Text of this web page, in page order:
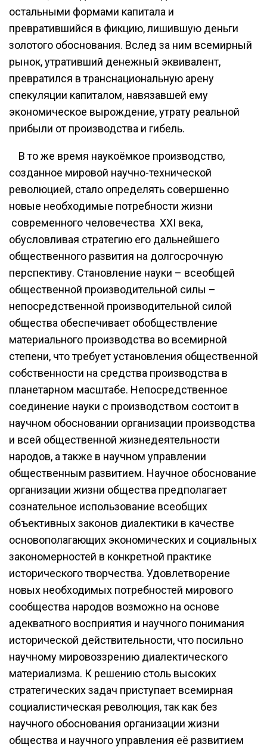
остальными формами капитала и
превратившийся в фикцию, лишившую деньги
золотого обоснования. Вслед за ним всемирный
рынок, утративший денежный эквивалент,
превратился в транснациональную арену
спекуляции капиталом, навязавшей ему
экономическое вырождение, утрату реальной
прибыли от производства и гибель.
В то же время наукоёмкое производство,
созданное мировой научно-технической
революцией, стало определять совершенно
новые необходимые потребности жизни
современного человечества XXI века,
обусловливая стратегию его дальнейшего
общественного развития на долгосрочную
перспективу. Становление науки – всеобщей
общественной производительной силы –
непосредственной производительной силой
общества обеспечивает обобществление
материального производства во всемирной
степени, что требует установления общественной
собственности на средства производства в
планетарном масштабе. Непосредственное
соединение науки с производством состоит в
научном обосновании организации производства
и всей общественной жизнедеятельности
народов, а также в научном управлении
общественным развитием. Научное обоснование
организации жизни общества предполагает
сознательное использование всеобщих
объективных законов диалектики в качестве
основополагающих экономических и социальных
закономерностей в конкретной практике
исторического творчества. Удовлетворение
новых необходимых потребностей мирового
сообщества народов возможно на основе
адекватного восприятия и научного понимания
исторической действительности, что посильно
научному мировоззрению диалектического
материализма. К решению столь высоких
стратегических задач приступает всемирная
социалистическая революция, так как без
научного обоснования организации жизни
общества и научного управления её развитием